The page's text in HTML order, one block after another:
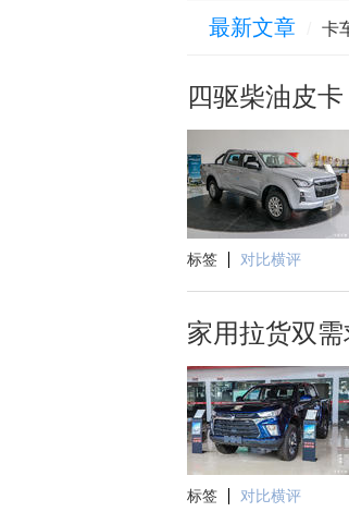
最新文章 卡
四驱柴油皮
标签 对比横评
家用拉货双
标签 对比横评